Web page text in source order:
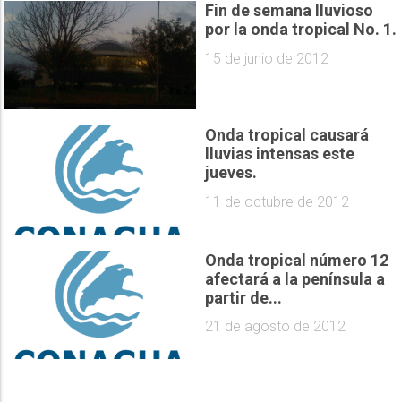
Fin de semana lluvioso
por la onda tropical No. 1.
15 de junio de 2012
Onda tropical causará
lluvias intensas este
jueves.
11 de octubre de 2012
Onda tropical número 12
afectará a la península a
partir de...
21 de agosto de 2012